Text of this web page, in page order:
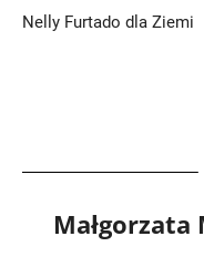
Nelly Furtado dla Ziemi
Małgorzata